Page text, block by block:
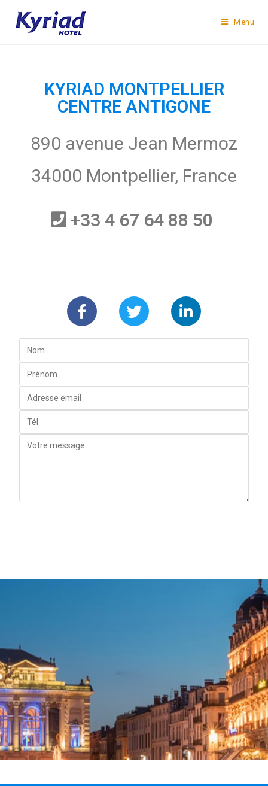
Menu
KYRIAD MONTPELLIER
CENTRE ANTIGONE
890 avenue Jean Mermoz
34000 Montpellier, France
+33 4 67 64 88 50 ​